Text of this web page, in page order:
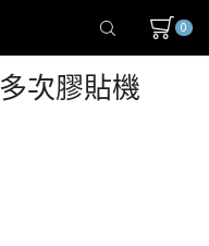
0
次膠貼機